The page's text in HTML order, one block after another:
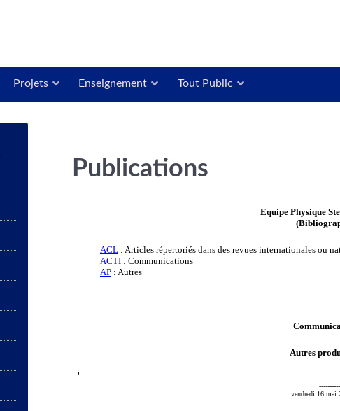
Projets Enseignement Tout Public
Publications